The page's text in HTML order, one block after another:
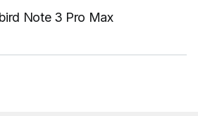
Note 3 Pro Max